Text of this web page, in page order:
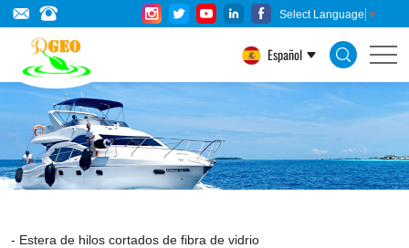
Select Language ▼
Español
Fiberglass
Stitched
Chopped
Strand
Mat
is
ofEstera de hilos cortados de fibra de vidrio